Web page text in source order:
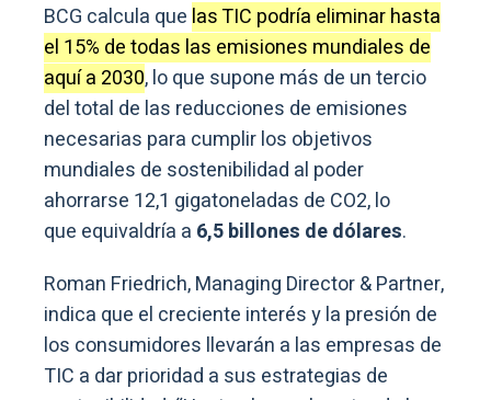
BCG calcula que las TIC podría eliminar hasta
el 15% de todas las emisiones mundiales de
aquí a 2030, lo que supone más de un tercio
del total de las reducciones de emisiones
necesarias para cumplir los objetivos
mundiales de sostenibilidad al poder
ahorrarse 12,1 gigatoneladas de CO2, lo
que equivaldría a 6,5 billones de dólares.
Roman Friedrich, Managing Director & Partner,
indica que el creciente interés y la presión de
los consumidores llevarán a las empresas de
TIC a dar prioridad a sus estrategias de